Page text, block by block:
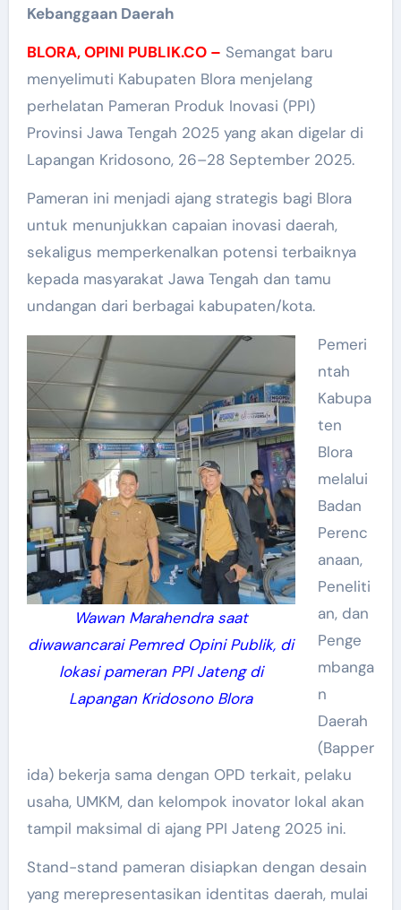
Kebanggaan Daerah
BLORA, OPINI PUBLIK.CO – Semangat baru
menyelimuti Kabupaten Blora menjelang
perhelatan Pameran Produk Inovasi (PPI)
Provinsi Jawa Tengah 2025 yang akan digelar di
Lapangan Kridosono, 26–28 September 2025.
Pameran ini menjadi ajang strategis bagi Blora
untuk menunjukkan capaian inovasi daerah,
sekaligus memperkenalkan potensi terbaiknya
kepada masyarakat Jawa Tengah dan tamu
undangan dari berbagai kabupaten/kota.
Wawan Marahendra saat
diwawancarai Pemred Opini Publik, di
lokasi pameran PPI Jateng di
Lapangan Kridosono Blora
Pemeri
ntah
Kabupa
ten
Blora
melalui
Badan
Perenc
anaan,
Peneliti
an, dan
Penge
mbanga
n
Daerah
(Bapper
ida) bekerja sama dengan OPD terkait, pelaku
usaha, UMKM, dan kelompok inovator lokal akan
tampil maksimal di ajang PPI Jateng 2025 ini.
Stand-stand pameran disiapkan dengan desain
yang merepresentasikan identitas daerah, mulai